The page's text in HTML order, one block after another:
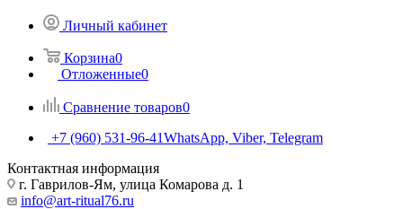
Личный кабинет
Корзина0
Отложенные0
Сравнение товаров0
+7 (960) 531-96-41WhatsApp, Viber, Telegram
Контактная информация
г. Гаврилов-Ям, улица Комарова д. 1
info@art-ritual76.ru